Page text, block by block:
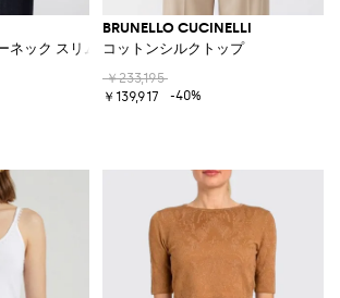
ネック スリムフィット コットントップ
BRUNELLO CUCINELLI
コットンシルクトップ
￥233,195
￥139,917
-40%